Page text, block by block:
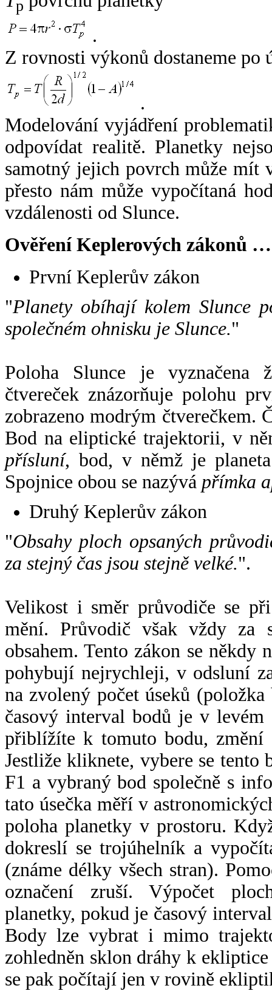
p
.
Z rovnosti výkonů dostaneme po
.
Modelování vyjádření
odpovídat realitě. Planetky
samotný jejich povrch může mít
přesto nám může vypočítaná
vzdálenosti od Slunce.
Ověření Keplerových zákonů …
První Keplerův zákon
"Planety obíhají kolem Slunce
společném ohnisku je Slunce."
Poloha Slunce je vyznačena
čtvereček znázorňuje polohu
zobrazeno modrým čtverečkem.
Bod na eliptické trajektorii, v
přísluní, bod, v němž je
Spojnice obou se nazývá přímka
Druhý Keplerův zákon
"Obsahy ploch opsaných
za stejný čas jsou stejně velké.".
Velikost i směr průvodiče se
mění. Průvodič však vždy za
obsahem. Tento zákon se někdy
pohybují nejrychleji, v odsluní
na zvolený počet úseků
časový interval bodů je v
přiblížíte k tomuto bodu,
Jestliže kliknete, vybere se tento
F1 a vybraný bod společně s
tato úsečka měří v
poloha planetky v prostoru.
dokreslí se trojúhelník a
(známe délky všech stran).
označení zruší. Výpočet
planetky, pokud je časový
Body lze vybrat i mimo
zohledněn sklon dráhy k
se pak počítají jen v rovině